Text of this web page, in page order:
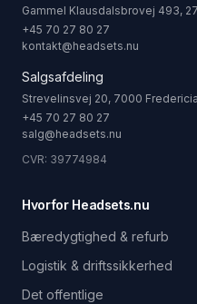
Gammel Klausdalsbrovej 493,
+45 70 27 80 27
kontakt@headsets.nu
Salgsafdeling
Strevelinsvej 20, 7000 Fredericia
+45 70 27 80 27
salg@headsets.nu
CVR: 39774984
Hvorfor Headsets.nu
Bæredygtighed & refurb
Logistik & driftssikkerhed
Det offentlige